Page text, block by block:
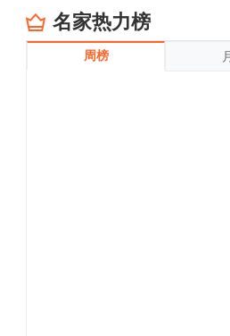
影响，夜盘连粕高位窄幅震荡，
操作为主。 ...
13:54
8月5日消息，内外盘贵金属强
金主力合约涨停，涨幅3.99%，
名家热力榜
周榜